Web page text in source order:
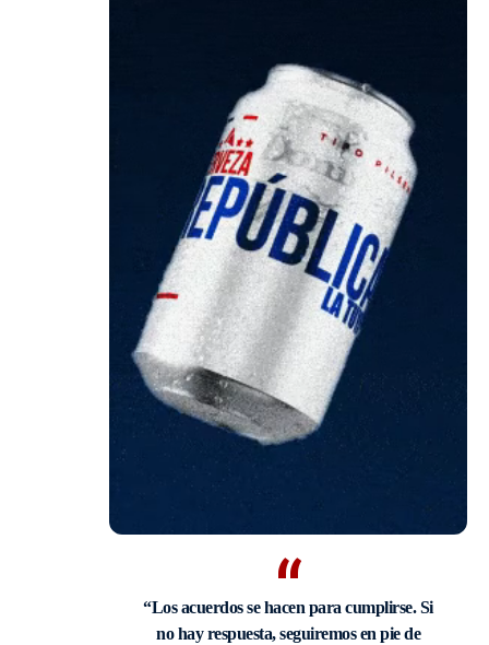
“Los acuerdos se hacen para cumplirse. Si
no hay respuesta, seguiremos en pie de